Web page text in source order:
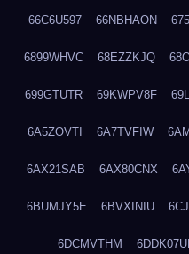
66C6U597 66NBHAON
6899WHVC 68EZZKJQ
699GTUTR 69KWPV8F
6A5ZOVTI 6A7TVFIW
6AX21SAB 6AX80CNX
6BUMJY5E 6BVXINIU
6DCMVTHM 6DDK07UL